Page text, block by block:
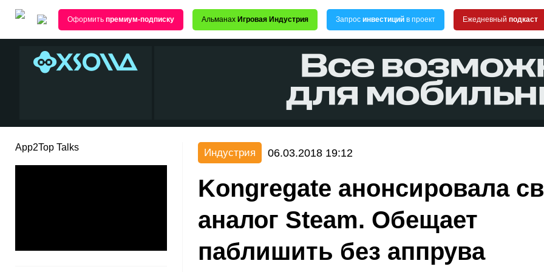
Оформить премиум-подписку Альманах Игровая Индустрия Запрос инвестиций в проект Ежедневный подкаст
App2Top Talks Индустрия 06.03.2018 19:12
Kongregate анонсировала
аналог Steam. Обещает
паблишить без аппрува